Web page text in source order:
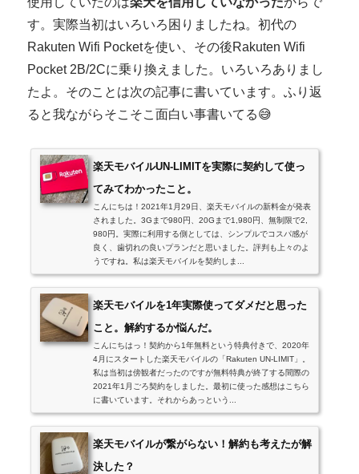
す。実際当初はいろいろ困りましたね。初代の
Rakuten Wifi Pocketを使い、その後Rakuten Wifi
Pocket 2B/2Cに乗り換えました。いろいろありまし
たよ。そのことは次の記事に書いています。ふり返
ると我ながらそこそこ面白い事書いてる😅
楽天モバイルUN-LIMITを実際に契約して使っ
てみてわかったこと。
こんにちは！2021年1月29日、楽天モバイルの新料金が発表
されました。3Gまで980円、20Gまで1,980円、無制限で2,
980円。実際に利用する側としては、シンプルでコスパ感が
良く、歯切れの良いプランだと思いました。評判も上々のよ
うですね。私は楽天モバイルを契約しま...
楽天モバイルを1年実際使ってダメだと思った
こと。解約するか悩んだ。
こんにちはっ！契約から1年無料という特典付きで、2020年
4月にスタートした楽天モバイルの「Rakuten UN-LIMIT」。
私は当初は傍観者だったのですが無料特典が終了する間際の
2021年1月ごろ契約をしました。最初に使った感想はこちら
に書いています。それからあっという...
楽天モバイルが繋がらない！解約も考えたが解
決した？